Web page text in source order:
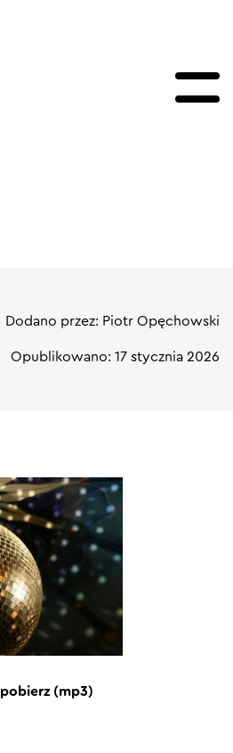
Dodano przez: Piotr Opęchowski
Opublikowano: 17 stycznia 2026
pobierz (mp3)